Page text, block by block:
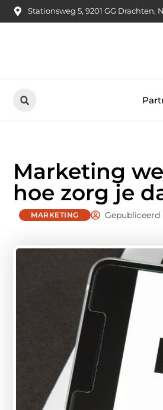
Stationsweg 5, 9201 GG Drachten,
Marketing
hoe zorg je
MARKETING Gepubliceerd